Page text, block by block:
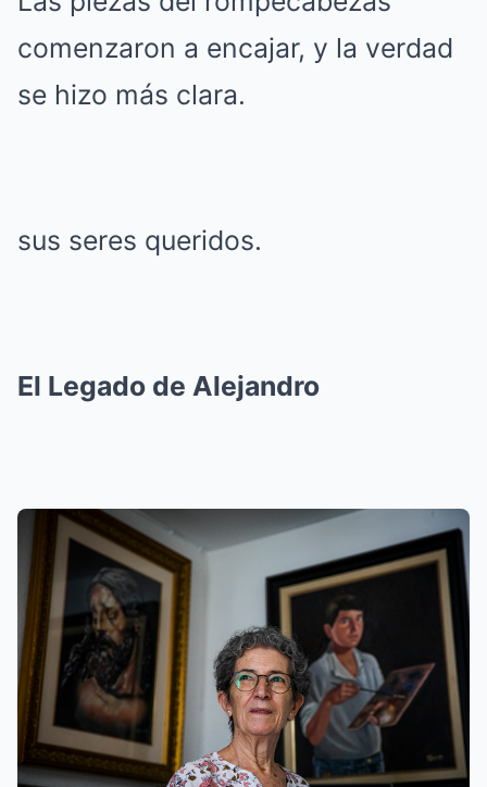
comenzaron a encajar, y la verdad
se hizo más clara.
sus seres queridos.
El Legado de Alejandro